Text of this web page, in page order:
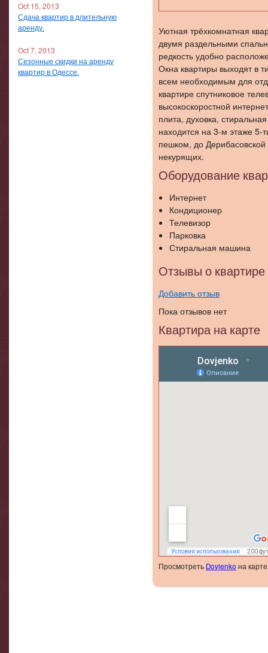
Oct 15, 2013
Сдача квартир в длительную
аренду.
Oct 7, 2013
Сезонные скидки на аренду
квартир в Одессе.
Гостиная
Спальня
Коридор
Уютная трёхкомнатная
двумя раздельными
редкость удобно
Окна квартиры выходят в
всем необходимым для
квартире спутниковое
высокоскоростной
плита, духовка,
находится на 3-м этаже 5-
пешком, до
некурящих.
Оборудование
Интернет
Кондиционер
Телевизор
Парковка
Стиральная машина
Отзывы о квартире
Добавить отзыв
Пока отзывов нет
Квартира на карте
Просмотреть Dovjenko на